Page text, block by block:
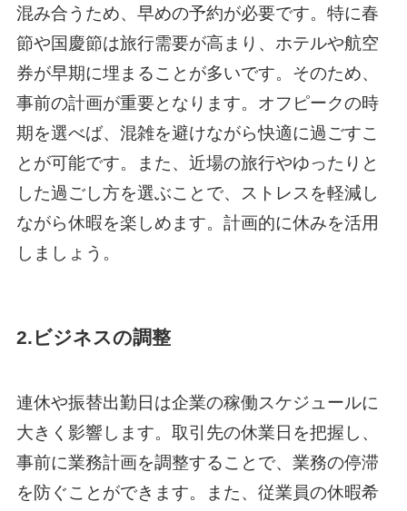
混み合うため、早めの予約が必要です。特に春
節や国慶節は旅行需要が高まり、ホテルや航空
券が早期に埋まることが多いです。そのため、
事前の計画が重要となります。オフピークの時
期を選べば、混雑を避けながら快適に過ごすこ
とが可能です。また、近場の旅行やゆったりと
した過ごし方を選ぶことで、ストレスを軽減し
ながら休暇を楽しめます。計画的に休みを活用
しましょう。
2.ビジネスの調整
連休や振替出勤日は企業の稼働スケジュールに
大きく影響します。取引先の休業日を把握し、
事前に業務計画を調整することで、業務の停滞
を防ぐことができます。また、従業員の休暇希